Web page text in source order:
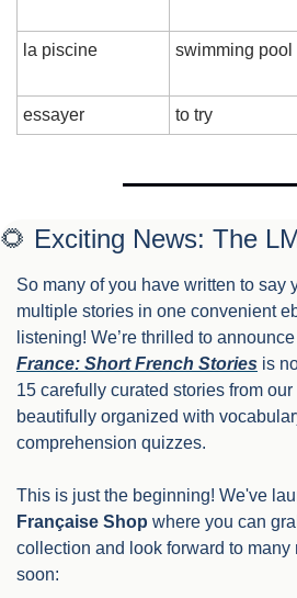
la piscine swimming pool
essayer to try
🌻 Exciting News: The
So many of you have written to say
multiple stories in one convenient
listening! We’re thrilled to
France: Short French Stories is
15 carefully curated stories from our
beautifully organized with
comprehension quizzes.
This is just the beginning! We've
Française Shop where you can
collection and look forward to many
soon: